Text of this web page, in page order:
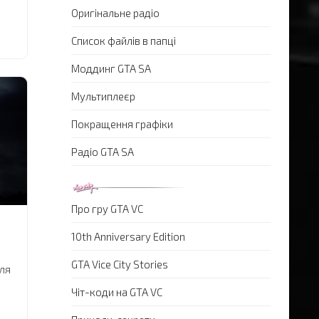
Оригінальне радіо
Список файлів в папці
Моддинг GTA SA
Мультиплеєр
Покращення графіки
Радіо GTA SA
Про гру GTA VC
10th Anniversary Edition
GTA Vice City Stories
Чіт-коди на GTA VC